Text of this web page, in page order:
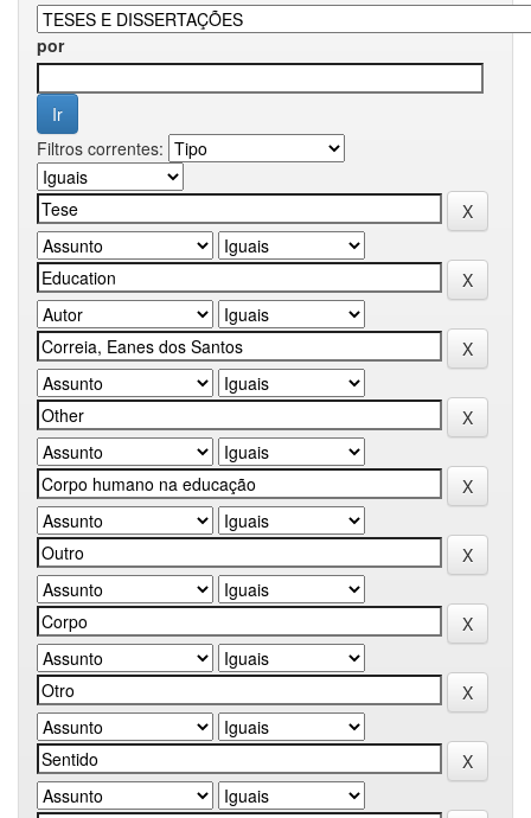
por
Filtros correntes: